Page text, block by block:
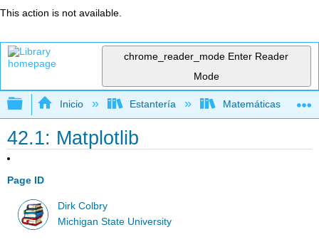
This action is not available.
chrome_reader_mode Enter Reader
Mode
Expandir/contraer jerarquía global
Inicio Estantería Matemáticas
42.1: Matplotlib
Page ID
Dirk Colbry
Michigan State University